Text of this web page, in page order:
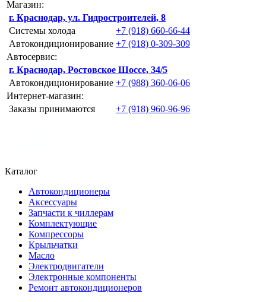
Магазин:
г. Краснодар, ул. Гидростроителей, 8
Системы холода
+7 (918) 660-66-44
Автокондиционирование +7 (918) 0-309-309
Автосервис:
г. Краснодар, Ростовское Шоссе, 34/5
Автокондиционирование +7 (988) 360-06-06
Интернет-магазин:
Заказы принимаются
+7 (918) 960-96-96
Каталог
Автокондиционеры
Аксессуары
Запчасти к чиллерам
Комплектующие
Компрессоры
Крыльчатки
Масло
Электродвигатели
Электронные компоненты
Ремонт автокондиционеров